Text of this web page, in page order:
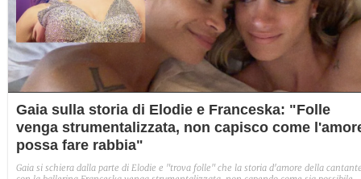
Gaia sulla storia di Elodie e Franceska: "Folle
venga strumentalizzata, non capisco come
possa fare rabbia"
Gaia si schiera dalla parte di Elodie e "trova folle" che la storia d'amore della